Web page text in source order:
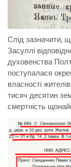
Слід зазначити,
Засуллі
духовенства
поступалася
власності
тисяч десятин
смертність